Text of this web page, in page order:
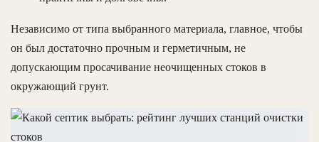
Независимо от типа выбранного материала, главное, чтобы
он был достаточно прочным и герметичным, не
допускающим просачивание неочищенных стоков в
окружающий грунт.